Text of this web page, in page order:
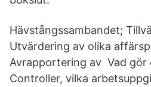
Hävstångssambandet;
Utvärdering av olika
Avrapportering av Vad gör
Controller, vilka